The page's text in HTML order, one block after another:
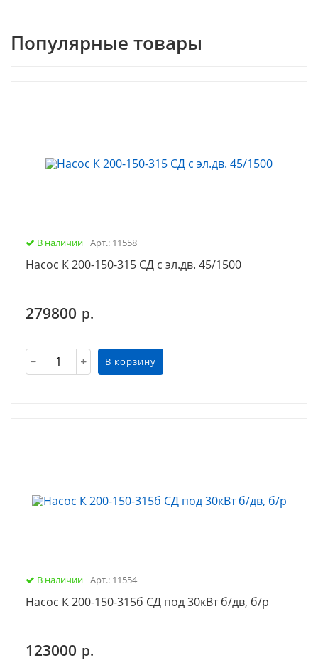
Популярные товары
В наличии Арт.: 11558
Насос К 200-150-315 СД с эл.дв. 45/1500
279800 р.
В корзину
В наличии Арт.: 11554
Насос К 200-150-315б СД под 30кВт б/дв, б/р
123000 р.